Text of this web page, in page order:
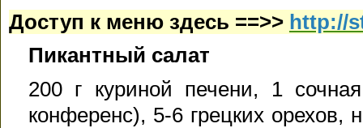
Доступ к меню здесь ==>> http://
Пикантный салат
200 г куриной печени, 1
конференс), 5-6 грецких орехов,